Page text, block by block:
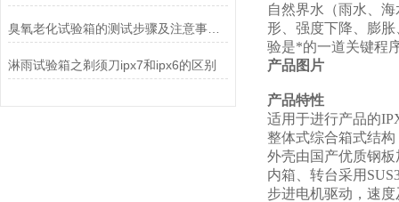
臭氧老化试验箱的测试步骤及注意事项介绍
淋雨试验箱之剃须刀ipx7和ipx6的区别
自然界水（雨水、
形、强度下降、膨
验是*的一道关键程
产品图片
产品特性
适用于进行产品的
整体式综合箱式结构
外壳由国产优质钢
内箱
转台采用
步进电机驱动 ，速